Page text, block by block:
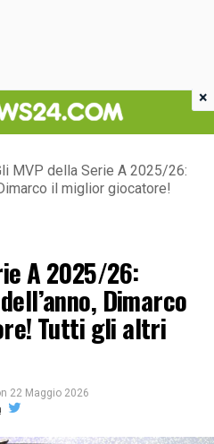
MVP della Serie A 2025/26:
il miglior giocatore!
A 2025/26:
Dimarco
Tutti gli altri
22 Maggio 2026
×